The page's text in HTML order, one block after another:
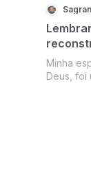
jornada!
Minha
Deus, foi